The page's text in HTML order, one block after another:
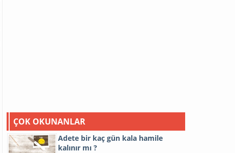
ÇOK OKUNANLAR
Adete bir kaç gün kala hamile
kalınır mı ?